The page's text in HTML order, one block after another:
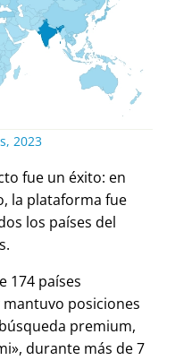
2023
fue un éxito: en
la plataforma fue
los países del
174 países
posiciones
premium,
, durante más de 7